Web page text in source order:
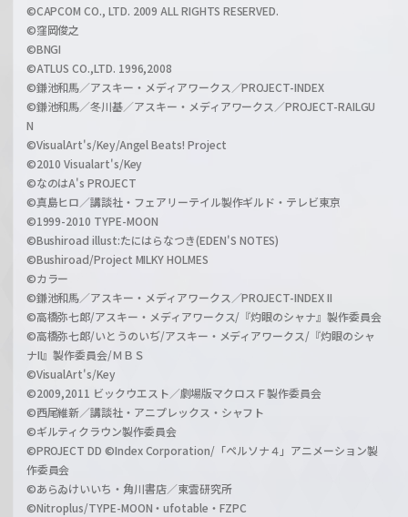
©CAPCOM CO., LTD. 2009 ALL RIGHTS RESERVED.
©窪岡俊之
©BNGI
©ATLUS CO.,LTD. 1996,2008
©鎌池和馬／アスキー・メディアワークス／PROJECT-INDEX
©鎌池和馬／冬川基／アスキー・メディアワークス／PROJECT-RAILGU
N
©VisualArt's/Key/Angel Beats! Project
©2010 Visualart's/Key
©なのはA's PROJECT
©真島ヒロ／講談社・フェアリーテイル製作ギルド・テレビ東京
©1999-2010 TYPE-MOON
©Bushiroad illust:たにはらなつき(EDEN'S NOTES)
©Bushiroad/Project MILKY HOLMES
©カラー
©鎌池和馬／アスキー・メディアワークス／PROJECT-INDEX II
©高橋弥七郎/アスキー・メディアワークス/『灼眼のシャナ』製作委員会
©高橋弥七郎/いとうのいぢ/アスキー・メディアワークス/『灼眼のシャ
ナII』製作委員会/ＭＢＳ
©VisualArt's/Key
©2009,2011 ビックウエスト／劇場版マクロスＦ製作委員会
©西尾維新／講談社・アニプレックス・シャフト
©ギルティクラウン製作委員会
©PROJECT DD ©Index Corporation/「ペルソナ４」アニメーション製
作委員会
©あらゐけいいち・角川書店／東雲研究所
©Nitroplus/TYPE-MOON・ufotable・FZPC